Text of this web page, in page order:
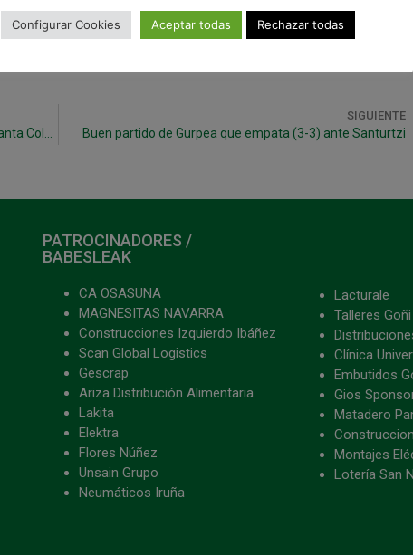
SIGUIENTE
Buen partido de Gurpea que empata (3-3) ante Santurtzi
PATROCINADORES /
BABESLEAK
CA OSASUNA
MAGNESITAS NAVARRA
Construcciones Izquierdo Ibáñez
Scan Global Logistics
Gescrap
Ariza Distribución Alimentaria
Lakita
Elektra
Flores Núñez
Unsain Grupo
Neumáticos Iruña
Lacturale
Talleres Goñi
Clínica
Embutidos
Gios
Matadero
Montajes
Lotería San
Configurar Cookies Aceptar todas Rechazar todas